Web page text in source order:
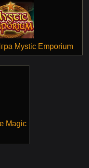
Mystic Emporium
Magic